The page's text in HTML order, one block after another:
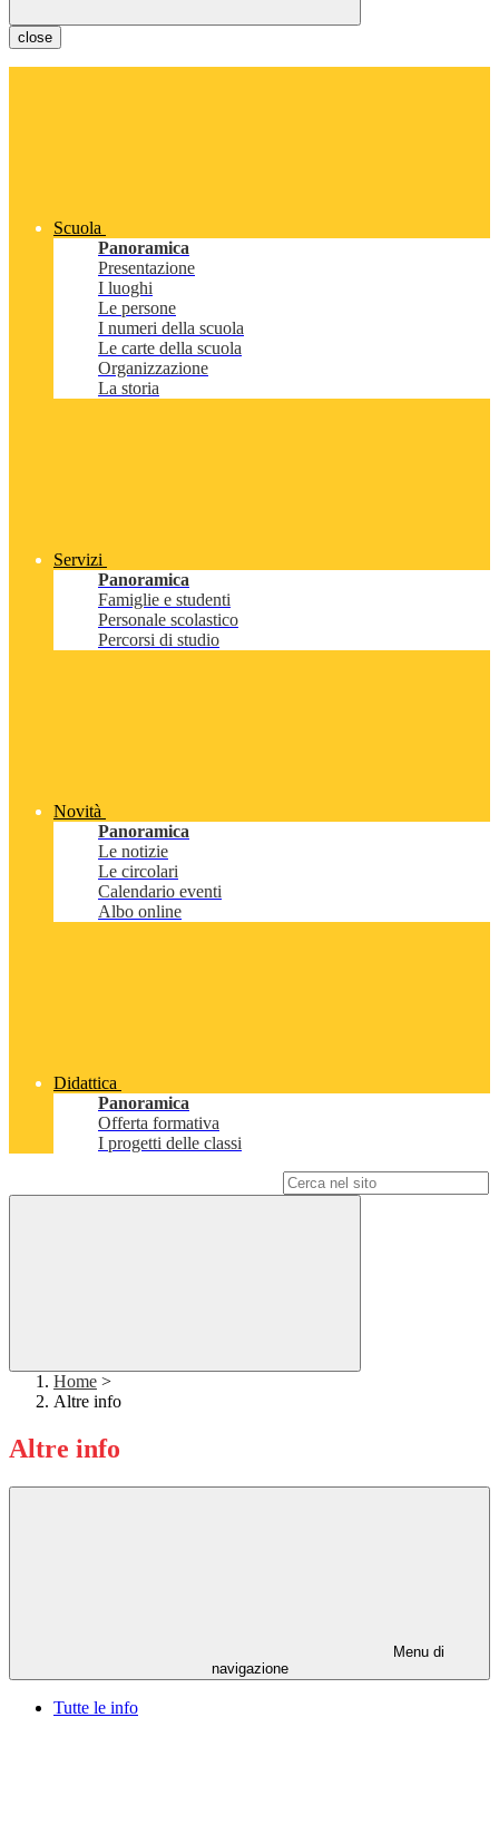
close
Scuola
Panoramica
Presentazione
I luoghi
Le persone
I numeri della scuola
Le carte della scuola
Organizzazione
La storia
Servizi
Panoramica
Famiglie e studenti
Personale scolastico
Percorsi di studio
Novità
Panoramica
Le notizie
Le circolari
Calendario eventi
Albo online
Didattica
Panoramica
Offerta formativa
I progetti delle classi
Home >
Altre info
Altre info
Menu di
navigazione
Tutte le info